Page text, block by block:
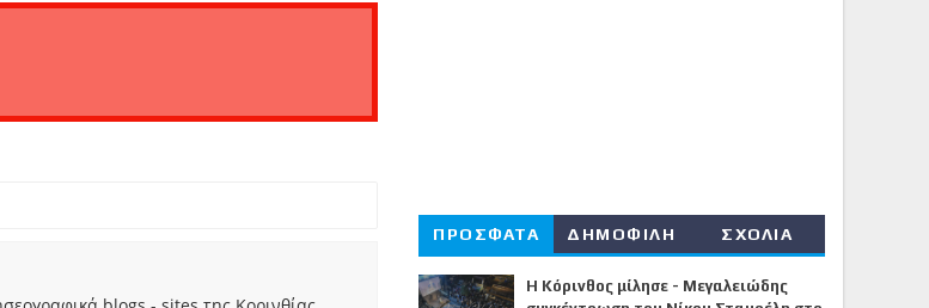
ΠΡΟΣΦΑΤΑ ΔΗΜΟΦΙΛΗ ΣΧΟΛΙΑ
Η Κόρινθος μίλησε - Μεγαλειώδης